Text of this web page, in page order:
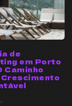
de
em Porto
Caminho
Crescimento